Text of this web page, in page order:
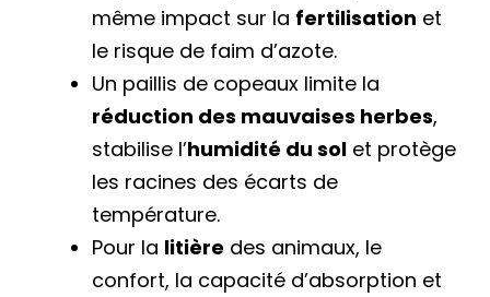
même impact sur la fertilisation et
le risque de faim d’azote.
Un paillis de copeaux limite la
réduction des mauvaises herbes,
stabilise l’humidité du sol et protège
les racines des écarts de
température.
Pour la litière des animaux, le
confort, la capacité d’absorption et